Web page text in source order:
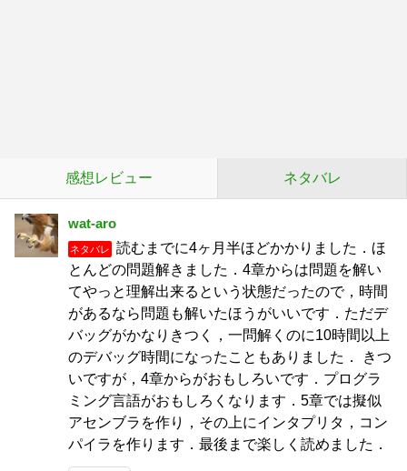
感想レビュー ネタバレ
wat-aro
ネタバレ
読むまでに4ヶ月半ほどかかりました．ほ
とんどの問題解きました．4章からは問題を解い
てやっと理解出来るという状態だったので，時間
があるなら問題も解いたほうがいいです．ただデ
バッグがかなりきつく，一問解くのに10時間以上
のデバッグ時間になったこともありました． きつ
いですが，4章からがおもしろいです．プログラ
ミング言語がおもしろくなります．5章では擬似
アセンブラを作り，その上にインタプリタ，コン
パイラを作ります．最後まで楽しく読めました．